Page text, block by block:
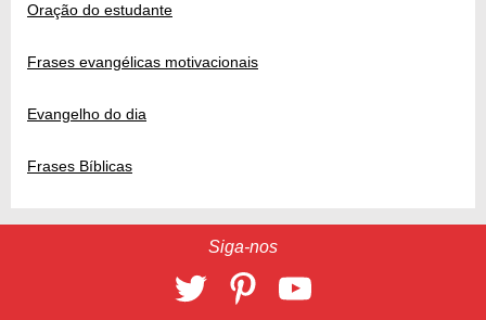
Oração do estudante
Frases evangélicas motivacionais
Evangelho do dia
Frases Bíblicas
Siga-nos